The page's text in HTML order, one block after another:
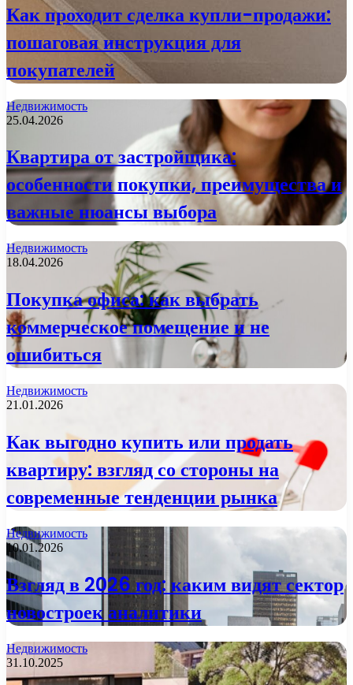
Как проходит сделка купли-продажи:
пошаговая инструкция для
покупателей
Недвижимость
25.04.2026
Квартира от застройщика:
особенности покупки, преимущества и
важные нюансы выбора
Недвижимость
18.04.2026
Покупка офиса: как выбрать
коммерческое помещение и не
ошибиться
Недвижимость
21.01.2026
Как выгодно купить или продать
квартиру: взгляд со стороны на
современные тенденции рынка
Недвижимость
10.01.2026
Взгляд в 2026 год: каким видят сектор
новостроек аналитики
Недвижимость
31.10.2025